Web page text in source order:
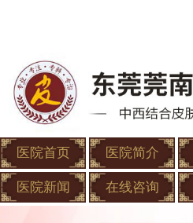
医院首页 医院简介
医院新闻 在线咨询